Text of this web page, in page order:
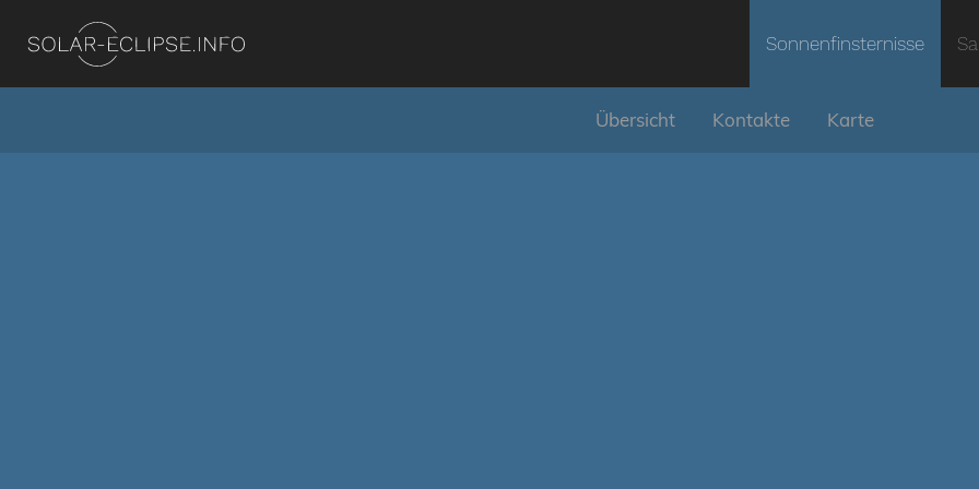
Sonnenfinsternisse
Übersicht Kontakte Karte